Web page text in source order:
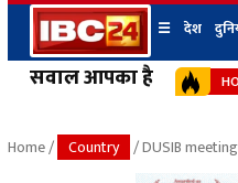
सवाल आपका है
☰ देश
छत्तीसगढ़ न्यूज
भोपाल
Home/ Country / DUSIB